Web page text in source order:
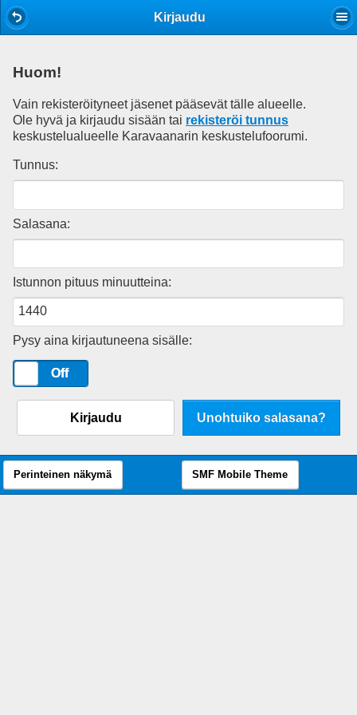
Kirjaudu
Huom!
Vain rekisteröityneet jäsenet pääsevät tälle alueelle.
Ole hyvä ja kirjaudu sisään tai rekisteröi tunnus
keskustelualueelle Karavaanarin keskustelufoorumi.
Tunnus:
Salasana:
Istunnon pituus minuutteina:
Pysy aina kirjautuneena sisälle:
Off
Kirjaudu Unohtuiko salasana?
Perinteinen näkymä SMF Mobile Theme